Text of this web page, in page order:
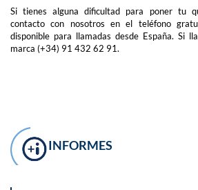
Si tienes alguna dificultad para poner tu
contacto con nosotros en el teléfono
disponible para llamadas desde España. Si
marca (+34) 91 432 62 91.
INFORMES